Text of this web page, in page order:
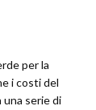
per la
i costi del
serie di